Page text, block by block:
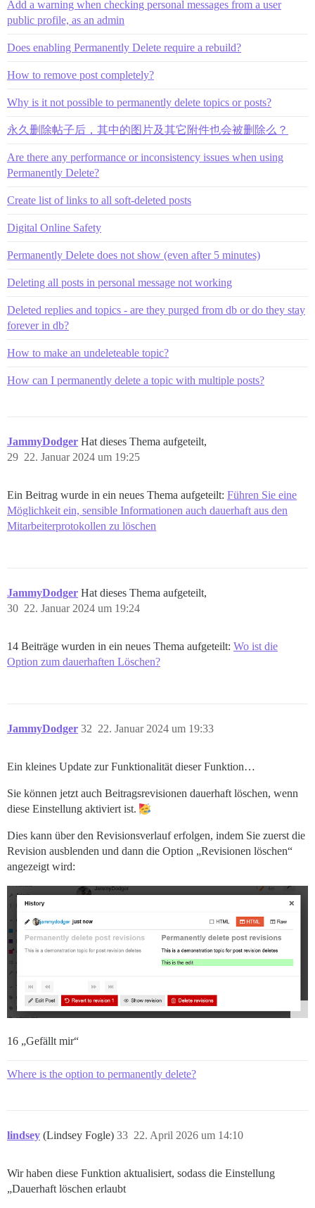
Add a warning when checking personal messages from a user
public profile, as an admin
Does enabling Permanently Delete require a rebuild?
How to remove post completely?
Why is it not possible to permanently delete topics or posts?
永久删除帖子后，其中的图片及其它附件也会被删除么？
Are there any performance or inconsistency issues when using
Permanently Delete?
Create list of links to all soft-deleted posts
Digital Online Safety
Permanently Delete does not show (even after 5 minutes)
Deleting all posts in personal message not working
Deleted replies and topics - are they purged from db or do they stay
forever in db?
How to make an undeleteable topic?
How can I permanently delete a topic with multiple posts?
JammyDodger Hat dieses Thema aufgeteilt,
22. Januar 2024 um 19:25
29
Ein Beitrag wurde in ein neues Thema aufgeteilt: Führen Sie eine
Möglichkeit ein, sensible Informationen auch dauerhaft aus den
Mitarbeiterprotokollen zu löschen
JammyDodger Hat dieses Thema aufgeteilt,
22. Januar 2024 um 19:24
30
14 Beiträge wurden in ein neues Thema aufgeteilt: Wo ist die
Option zum dauerhaften Löschen?
JammyDodger 22. Januar 2024 um 19:33
32
Ein kleines Update zur Funktionalität dieser Funktion…
Sie können jetzt auch Beitragsrevisionen dauerhaft löschen, wenn
diese Einstellung aktiviert ist.
Dies kann über den Revisionsverlauf erfolgen, indem Sie zuerst die
Revision ausblenden und dann die Option „Revisionen löschen“
angezeigt wird:
16 „Gefällt mir“
Where is the option to permanently delete?
lindsey (Lindsey Fogle) 22. April 2026 um 14:10
33
Wir haben diese Funktion aktualisiert, sodass die Einstellung
„Dauerhaft löschen erlaubt